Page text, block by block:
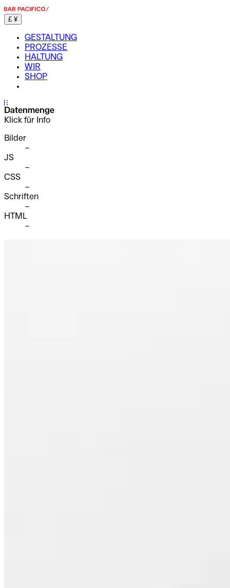
£ ¥
GESTALTUNG
PROZESSE
HALTUNG
WIR
SHOP
...
Datenmenge
Klick für Info
Bilder
–
JS
–
CSS
–
Schriften
–
HTML
–